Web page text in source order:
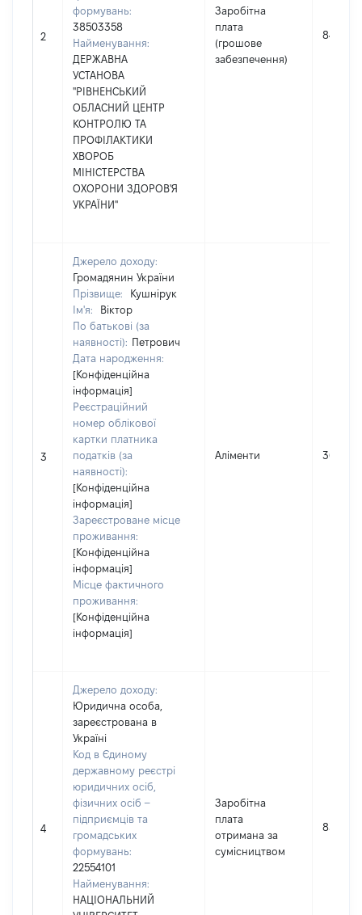
2
формувань:
38503358
Найменування:
ДЕРЖАВНА
УСТАНОВА
"РІВНЕНСЬКИЙ
ОБЛАСНИЙ ЦЕНТР
КОНТРОЛЮ ТА
ПРОФІЛАКТИКИ
ХВОРОБ
МІНІСТЕРСТВА
ОХОРОНИ ЗДОРОВ'Я
УКРАЇНИ"
Заробітна
плата
(грошове
забезпечення)
84411
3
Джерело доходу:
Громадянин України
Прізвище:
Кушнірук
Ім'я:
Віктор
По батькові (за
наявності): Петрович
Дата народження:
[Конфіденційна
інформація]
Реєстраційний
номер облікової
картки платника
податків (за
наявності):
[Конфіденційна
інформація]
Зареєстроване місце
проживання:
[Конфіденційна
інформація]
Місце фактичного
проживання:
[Конфіденційна
інформація]
Аліменти 36000
4
Джерело доходу:
Юридична особа,
зареєстрована в
Україні
Код в Єдиному
державному реєстрі
юридичних осіб,
фізичних осіб –
підприємців та
громадських
формувань:
22554101
Найменування:
НАЦІОНАЛЬНИЙ
Заробітна
плата
отримана за
сумісництвом
8319